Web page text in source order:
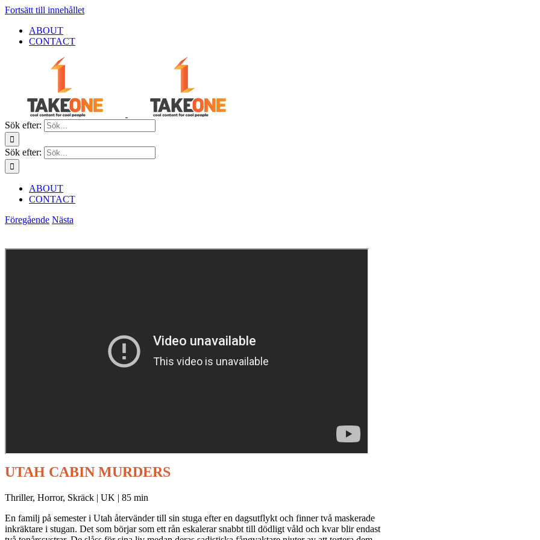
Fortsätt till innehållet
ABOUT
CONTACT
Sök efter:
Sök efter:
ABOUT
CONTACT
Föregående Nästa
UTAH CABIN MURDERS
Thriller, Horror, Skräck | UK | 85 min
En familj på semester i Utah återvänder till sin stuga efter en dagsutflykt och finner två maskerade
inkräktare i stugan. Det som börjar som ett rån eskalerar snabbt till dödligt våld och kvar blir endast